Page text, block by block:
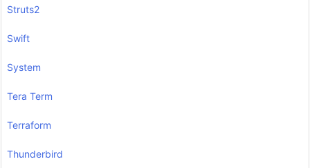
Struts2
Swift
System
Tera Term
Terraform
Thunderbird